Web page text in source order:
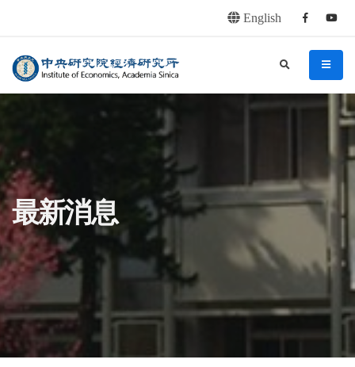
English Facebook
中央研究院經濟研究所 menu
search
最新消息